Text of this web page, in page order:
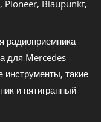
Pioneer, Blaupunkt,
радиоприемника
для Mercedes
инструменты, такие
и пятигранный